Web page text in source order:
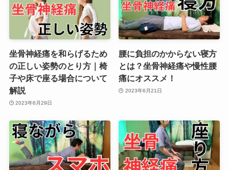
坐骨神経痛を和らげるため
の正しい姿勢のとり方｜椅
子や床で座る場合について
解説
2023年6月29日
腰に負担のかからない寝方
とは？坐骨神経痛や慢性腰
痛にオススメ！
2023年6月21日